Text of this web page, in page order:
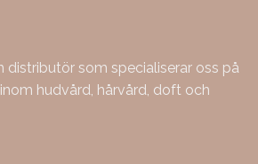
distributör som specialiserar oss på
hudvård, hårvård, doft och